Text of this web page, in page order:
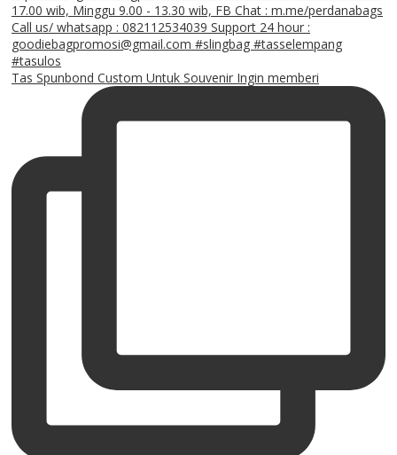
Tas Spunbond Custom Untuk Souvenir Ingin memberi